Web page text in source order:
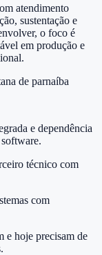
atendimento
sustentação e
o foco é
em produção e
de parnaíba
e dependência
técnico com
com
e hoje precisam de